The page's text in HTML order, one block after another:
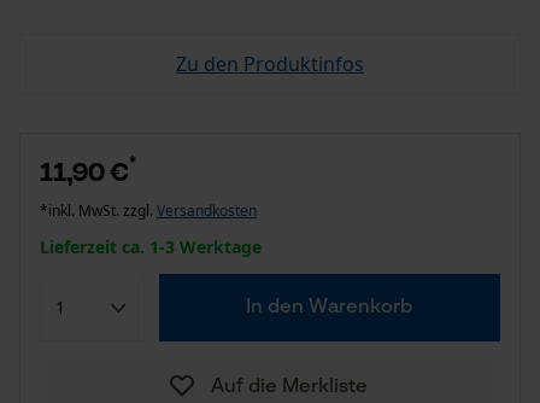
Zu den Produktinfos
11,90 €*
*inkl. MwSt. zzgl. Versandkosten
Lieferzeit ca. 1-3 Werktage
In den Warenkorb
Auf die Merkliste